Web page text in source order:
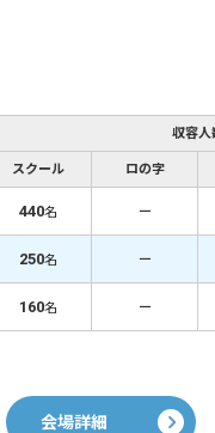
収容人
スクール ロの字
440名 －
250名 －
160名 －
会場詳細